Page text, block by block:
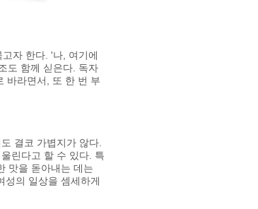
자 한다. '나, 여기에
도 함께 싣은다. 독자
바라면서, 또 한 번 부
결코 가볍지가 않다.
린다고 할 수 있다. 특
맛을 돋아내는 데는
성의 일상을 셈세하게